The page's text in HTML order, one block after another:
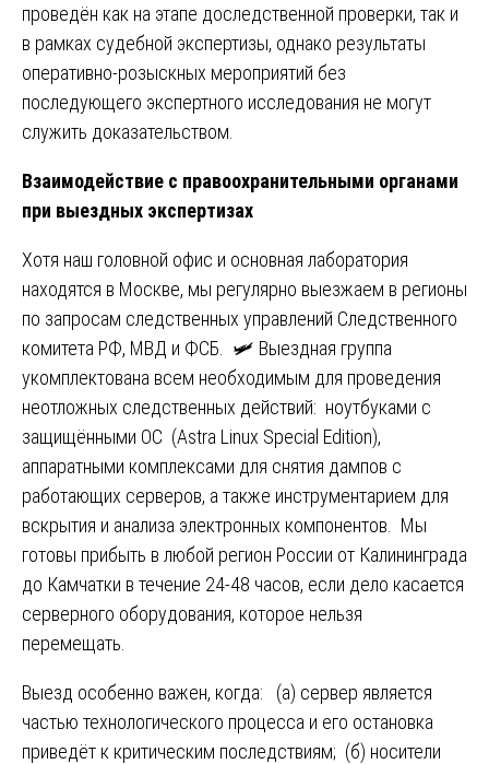
проведён как на этапе доследственной проверки, так и
в рамках судебной экспертизы, однако результаты
оперативно-розыскных мероприятий без
последующего экспертного исследования не могут
служить доказательством.
Взаимодействие с правоохранительными органами
при выездных экспертизах
Хотя наш головной офис и основная лаборатория
находятся в Москве, мы регулярно выезжаем в регионы
по запросам следственных управлений Следственного
комитета РФ, МВД и ФСБ. 🛩️ Выездная группа
укомплектована всем необходимым для проведения
неотложных следственных действий: ноутбуками с
защищёнными ОС (Astra Linux Special Edition),
аппаратными комплексами для снятия дампов с
работающих серверов, а также инструментарием для
вскрытия и анализа электронных компонентов. Мы
готовы прибыть в любой регион России от Калининграда
до Камчатки в течение 24-48 часов, если дело касается
серверного оборудования, которое нельзя
перемещать.
Выезд особенно важен, когда: (а) сервер является
частью технологического процесса и его остановка
приведёт к критическим последствиям; (б) носители